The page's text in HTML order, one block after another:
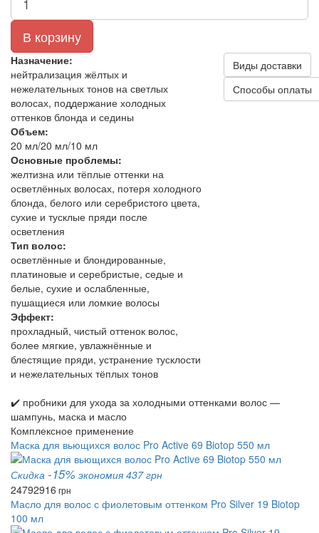
В корзину
Назначение:
нейтрализация жёлтых и
нежелательных тонов на светлых
волосах, поддержание холодных
оттенков блонда и седины
Объем:
20 мл/20 мл/10 мл
Основные проблемы:
желтизна или тёплые оттенки на
осветлённых волосах, потеря холодного
блонда, белого или серебристого цвета,
сухие и тусклые пряди после
осветления
Тип волос:
осветлённые и блондированные,
платиновые и серебристые, седые и
белые, сухие и ослабленные,
пушащиеся или ломкие волосы
Эффект:
прохладный, чистый оттенок волос,
более мягкие, увлажнённые и
блестящие пряди, устранение тусклости
и нежелательных тёплых тонов
Виды доставки
Способы оплаты
✔️ пробники для ухода за холодными оттенками волос —
шампунь, маска и масло
Комплексное применение
Маска для вьющихся волос Pro Active 69 Biotop 550 мл
Скидка -15% экономия 437 грн
24792916 грн
Масло для волос с фиолетовым оттенком Pro Silver 19 Biotop
100 мл